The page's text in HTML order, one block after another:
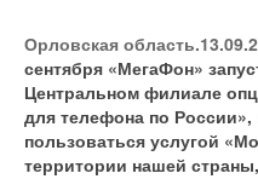
Орловская
сентября «МегаФон»
Центральном филиале
для телефона по
пользоваться услугой
территории нашей